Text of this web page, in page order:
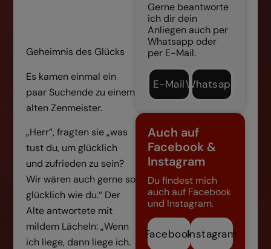
Geheimnis des Glücks
Es kamen einmal ein
paar Suchende zu einem
alten Zenmeister.
„Herr“, fragten sie „was
tust du, um glücklich
und zufrieden zu sein?
Wir wären auch gerne so
glücklich wie du.“ Der
Alte antwortete mit
mildem Lächeln: „Wenn
ich liege, dann liege ich.
Gerne beantworte
ich dir dein
Anliegen auch per
Whatsapp oder
per E-Mail.
E-MailWhatsapp
Auch auf
Facebook &
Instagram
Du findest mich
auch auf Facebook
und Instagram.
FacebookInstagram